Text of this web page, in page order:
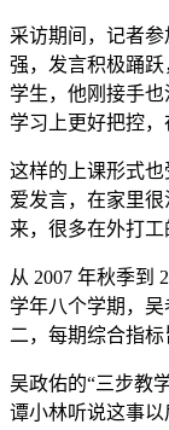
采访期间，记者
强，发言积极踊
学生，他刚接手
学习上更好把控，
这样的上课形式
爱发言，在家里
来，很多在外打工
从 2007 年秋季到
学年八个学期，
二，每期综合指标
吴政佑的“三步教
谭小林听说这事